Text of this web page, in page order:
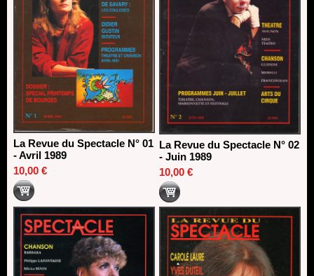
La Revue du Spectacle N° 01
- Avril 1989
10,00 €
La Revue du Spectacle N° 02
- Juin 1989
10,00 €